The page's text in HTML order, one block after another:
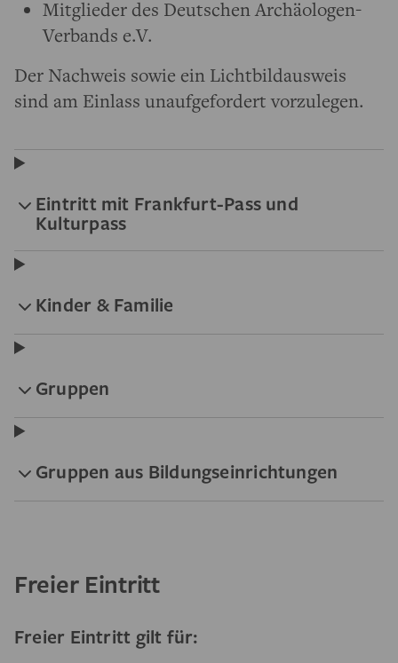
Mitglieder des Deutschen Archäologen-
Verbands e.V.
Der Nachweis sowie ein Lichtbildausweis
sind am Einlass unaufgefordert vorzulegen.
Eintritt mit Frankfurt-Pass und
Kulturpass
Kinder & Familie
Gruppen
Gruppen aus Bildungseinrichtungen
Freier Eintritt
Freier Eintritt gilt für: